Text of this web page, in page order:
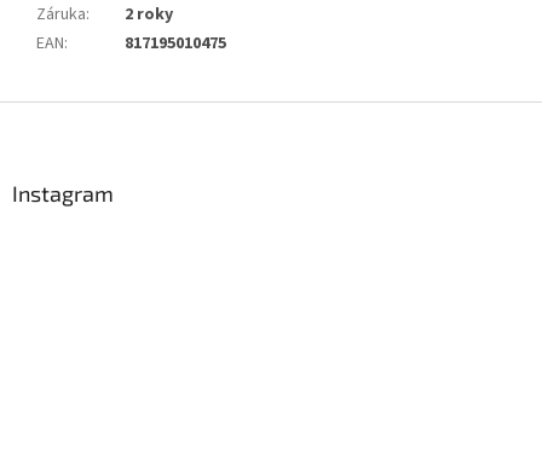
Záruka:
2 roky
EAN: 817195010475
Instagram